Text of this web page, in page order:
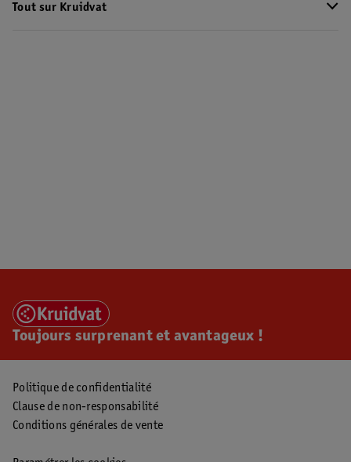
Tout sur Kruidvat
Toujours surprenant et avantageux !
Politique de confidentialité
Clause de non-responsabilité
Conditions générales de vente